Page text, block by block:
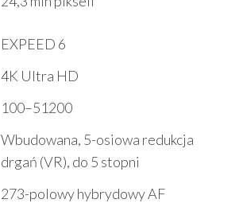
EXPEED 6
4K Ultra HD
100–51200
Wbudowana, 5-osiowa redukcja
drgań (VR), do 5 stopni
273-polowy hybrydowy AF